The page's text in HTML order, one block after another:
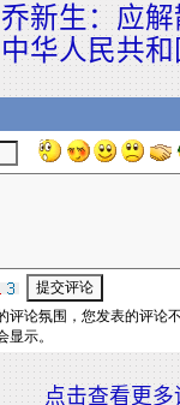
乔新生：应
中华人民共
点击查看更多